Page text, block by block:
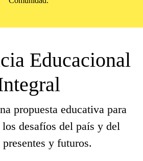
Educacional
propuesta educativa para
desafíos del país y del
y futuros.